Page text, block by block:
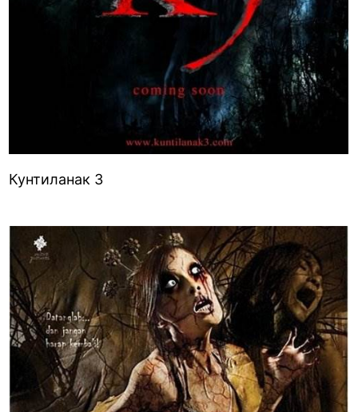
Кунтиланак 3